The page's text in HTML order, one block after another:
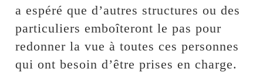
a espéré que d’autres structures ou des
particuliers emboîteront le pas pour
redonner la vue à toutes ces personnes
qui ont besoin d’être prises en charge.